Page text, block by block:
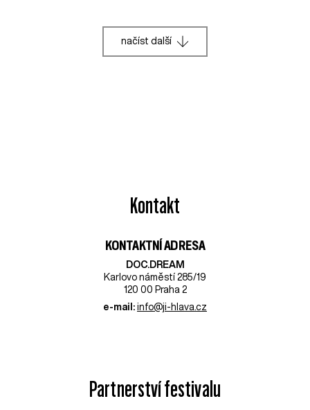
načíst další
Kontakt
KONTAKTNÍ ADRESA
DOC.DREAM​
Karlovo náměstí 285/19
120 00 Praha 2
e-mail: info@ji-hlava.cz
Partnerství festivalu